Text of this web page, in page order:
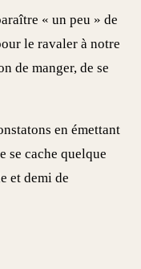
« un peu » de
le ravaler à notre
de manger, de se
en émettant
se cache quelque
et demi de